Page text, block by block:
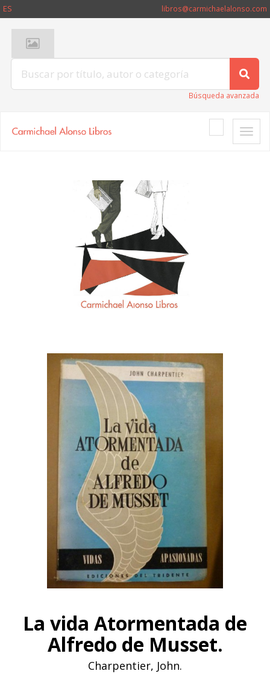
ES libros@carmichaelalonso.com
Búsqueda avanzada
Toggle
La vida Atormentada de
Alfredo de Musset.
Charpentier, John.